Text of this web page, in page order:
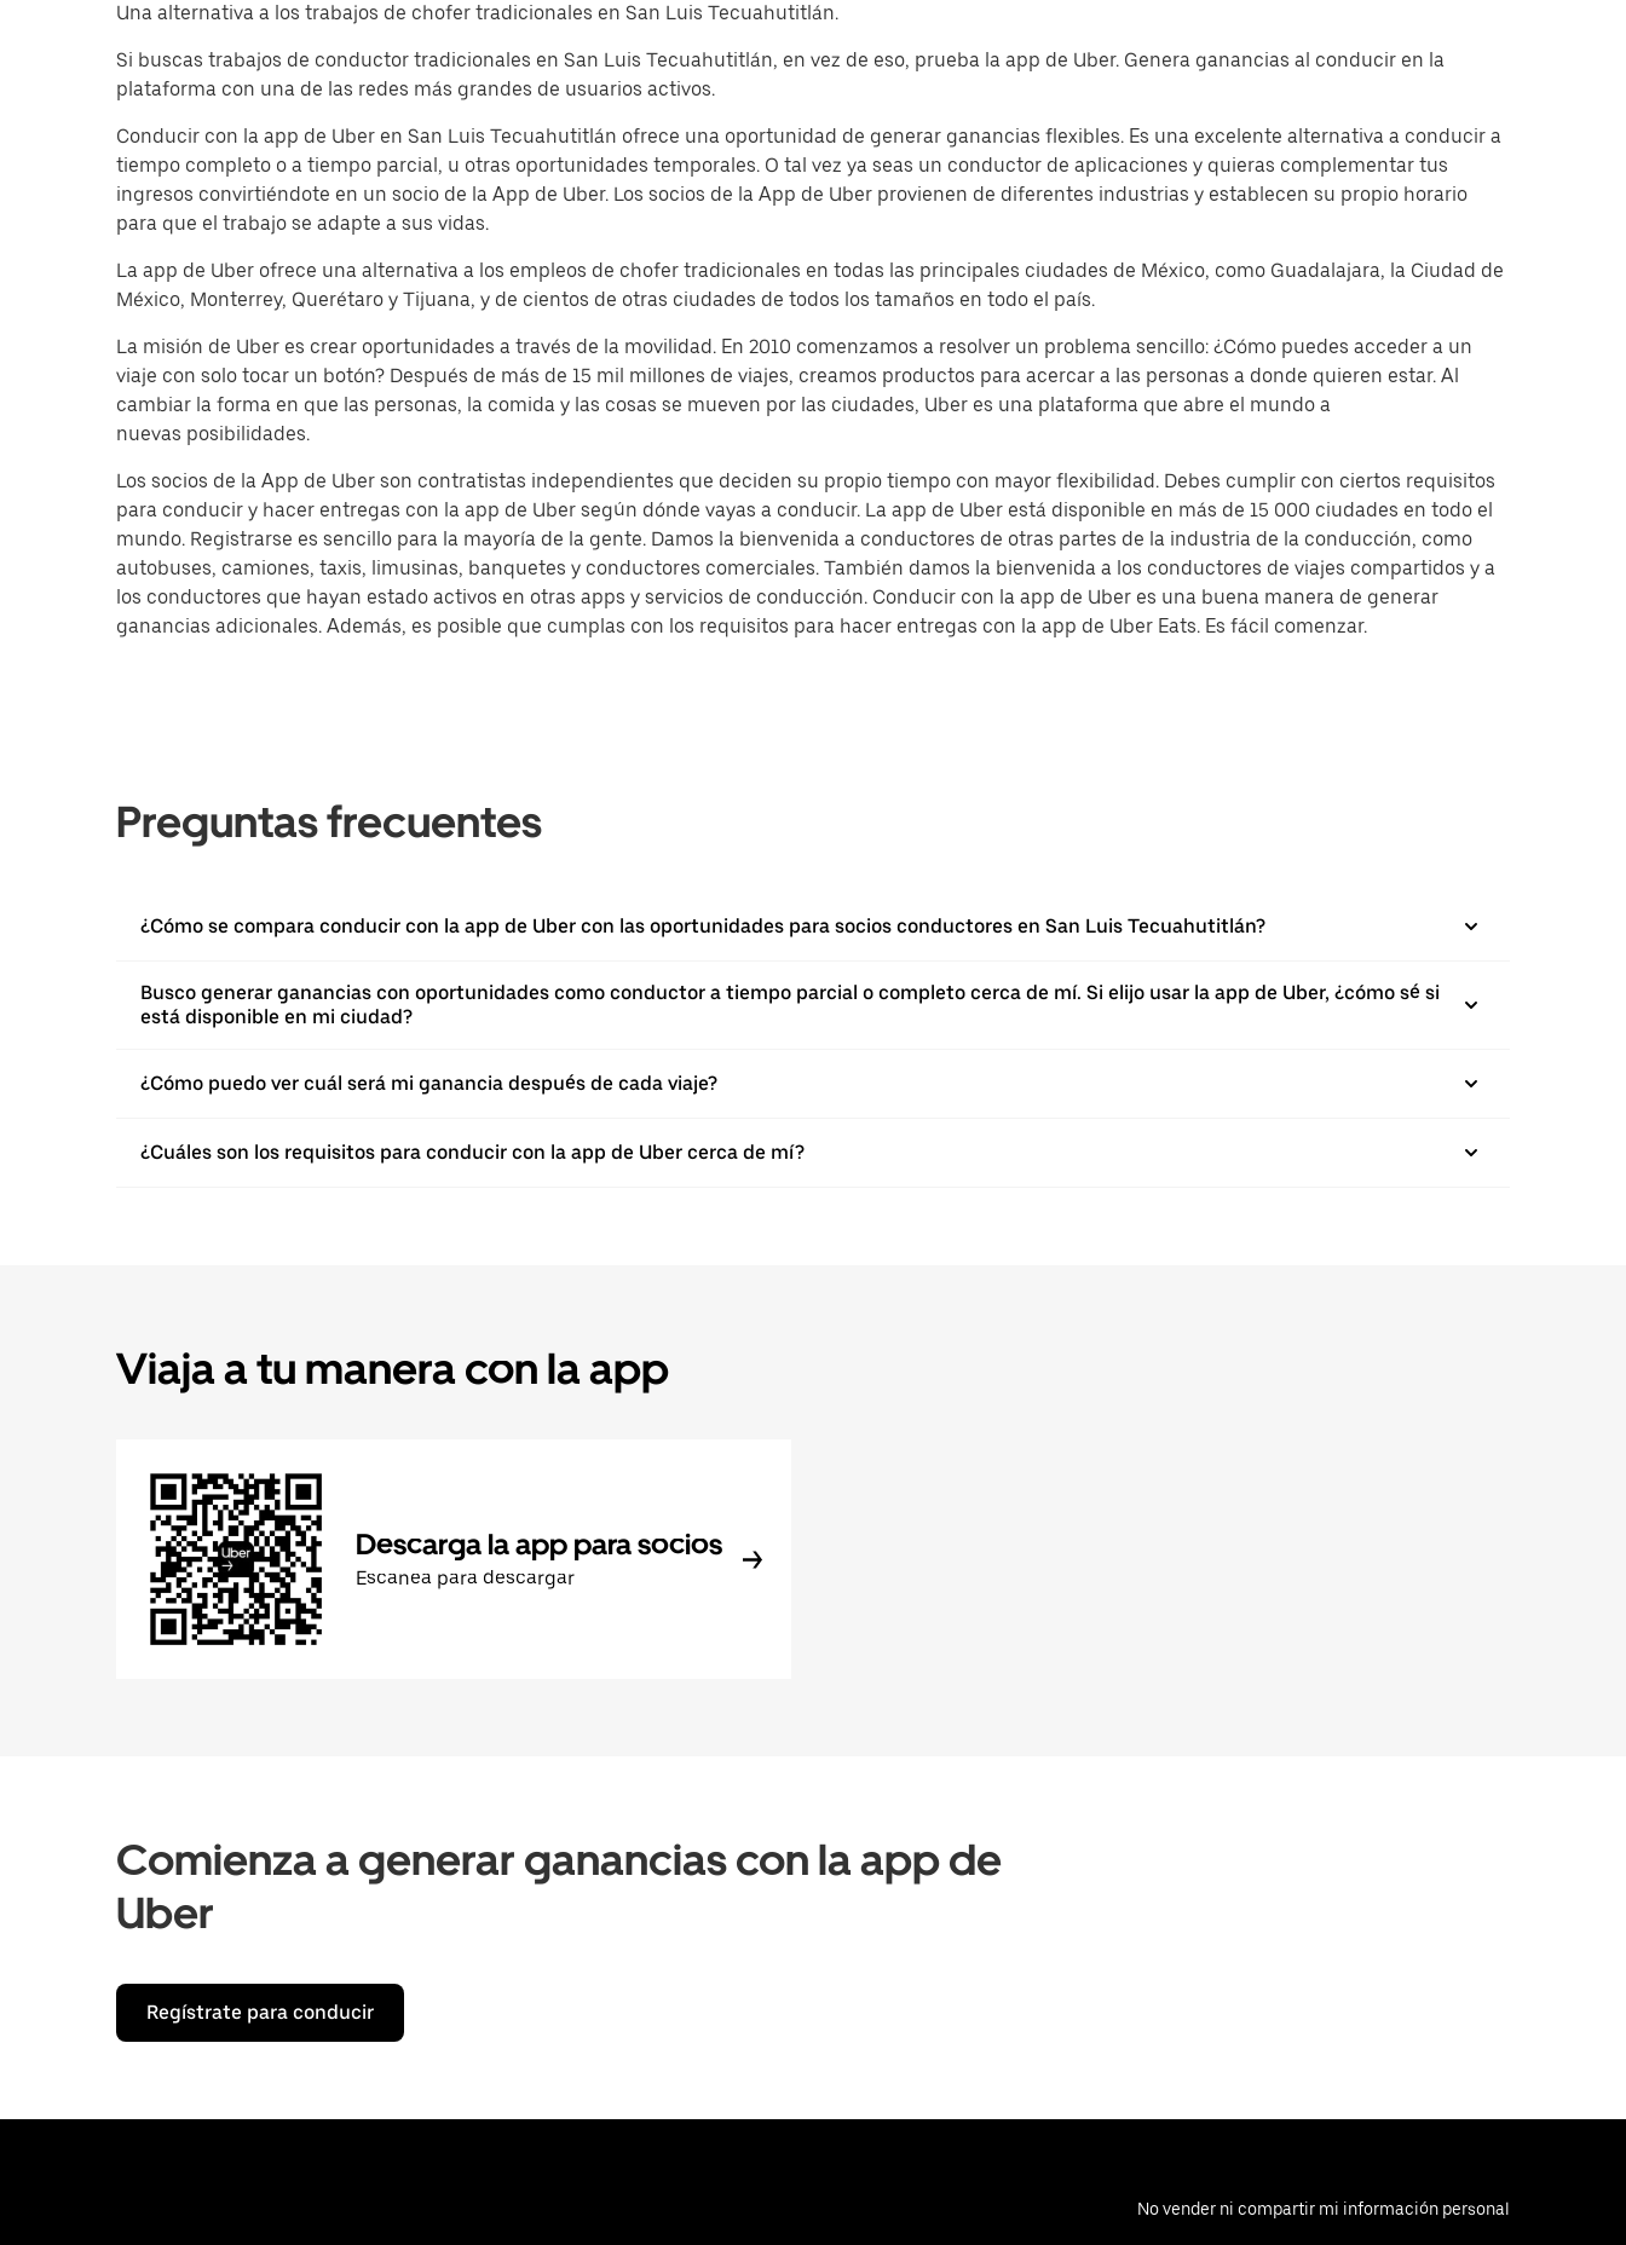
Una alternativa a los trabajos de chofer tradicionales en San Luis Tecuahutitlán.
Si buscas trabajos de conductor tradicionales en San Luis Tecuahutitlán, en vez de eso, prueba la app de Uber. Genera ganancias al conducir en la
plataforma con una de las redes más grandes de usuarios activos.
Conducir con la app de Uber en San Luis Tecuahutitlán ofrece una oportunidad de generar ganancias flexibles. Es una excelente alternativa a conducir a
tiempo completo o a tiempo parcial, u otras oportunidades temporales. O tal vez ya seas un conductor de aplicaciones y quieras complementar tus
ingresos convirtiéndote en un socio de la App de Uber. Los socios de la App de Uber provienen de diferentes industrias y establecen su propio horario
para que el trabajo se adapte a sus vidas.
La app de Uber ofrece una alternativa a los empleos de chofer tradicionales en todas las principales ciudades de México, como Guadalajara, la Ciudad de
México, Monterrey, Querétaro y Tijuana, y de cientos de otras ciudades de todos los tamaños en todo el país.
La misión de Uber es crear oportunidades a través de la movilidad. En 2010 comenzamos a resolver un problema sencillo: ¿Cómo puedes acceder a un
viaje con solo tocar un botón? Después de más de 15 mil millones de viajes, creamos productos para acercar a las personas a donde quieren estar. Al
cambiar la forma en que las personas, la comida y las cosas se mueven por las ciudades, Uber es una plataforma que abre el mundo a
nuevas posibilidades.
Los socios de la App de Uber son contratistas independientes que deciden su propio tiempo con mayor flexibilidad. Debes cumplir con ciertos requisitos
para conducir y hacer entregas con la app de Uber según dónde vayas a conducir. La app de Uber está disponible en más de 15 000 ciudades en todo el
mundo. Registrarse es sencillo para la mayoría de la gente. Damos la bienvenida a conductores de otras partes de la industria de la conducción, como
autobuses, camiones, taxis, limusinas, banquetes y conductores comerciales. También damos la bienvenida a los conductores de viajes compartidos y a
los conductores que hayan estado activos en otras apps y servicios de conducción. Conducir con la app de Uber es una buena manera de generar
ganancias adicionales. Además, es posible que cumplas con los requisitos para hacer entregas con la app de Uber Eats. Es fácil comenzar.
Preguntas frecuentes
¿Cómo se compara conducir con la app de Uber con las oportunidades para socios conductores en San Luis Tecuahutitlán?
Busco generar ganancias con oportunidades como conductor a tiempo parcial o completo cerca de mí. Si elijo usar la app de Uber, ¿cómo sé si
está disponible en mi ciudad?
¿Cómo puedo ver cuál será mi ganancia después de cada viaje?
¿Cuáles son los requisitos para conducir con la app de Uber cerca de mí?
Viaja a tu manera con la app
Descarga la app para socios
Escanea para descargar
Comienza a generar ganancias con la app de
Uber
Regístrate para conducir
No vender ni compartir mi información personal